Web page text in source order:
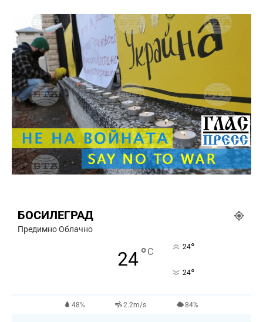
БОСИЛЕГРАД
Предимно Облачно
24°C 24°
24°
48% 2.2m/s 84%